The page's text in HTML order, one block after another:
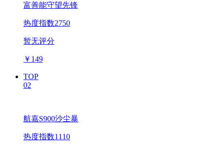
富善能守望先锋
热度指数2750
暂无评分
￥ 149
TOP
02
航嘉S900沙尘暴
热度指数1110